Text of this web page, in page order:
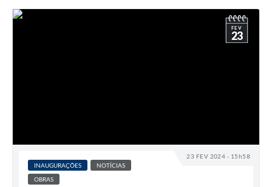
23 FEV 2024 - 15h58
FEV
23
INAUGURAÇÕES
NOTÍCIAS
OBRAS